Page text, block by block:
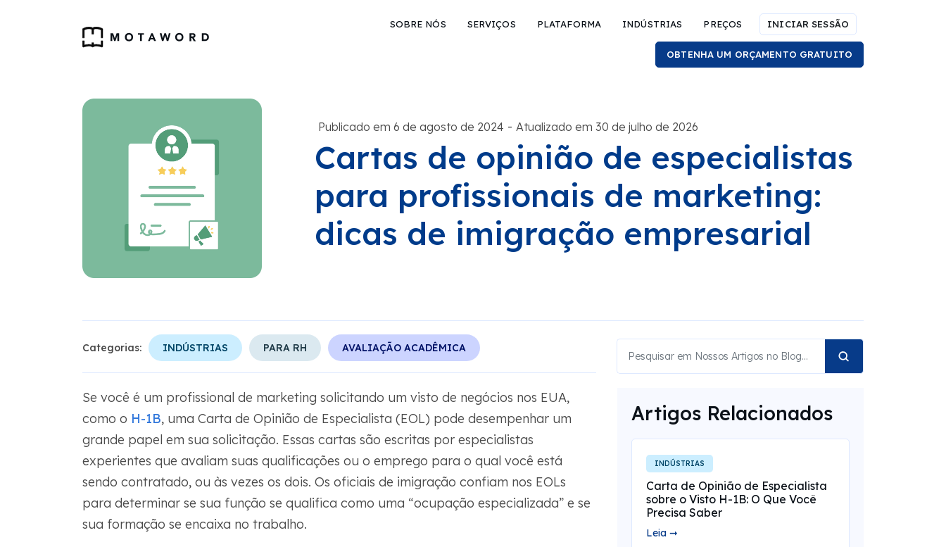
SOBRE NÓS SERVIÇOS PLATAFORMA INDÚSTRIAS PREÇOS INICIAR SESSÃO
OBTENHA UM ORÇAMENTO GRATUITO
Publicado em 6 de agosto de 2024 - Atualizado em 30 de julho de 2026
Cartas de opinião de especialistas
para profissionais de marketing:
dicas de imigração empresarial
Categorias: INDÚSTRIAS PARA RH AVALIAÇÃO ACADÊMICA
Se você é um profissional de marketing solicitando um visto de negócios nos EUA,
como o H-1B, uma Carta de Opinião de Especialista (EOL) pode desempenhar um
grande papel em sua solicitação. Essas cartas são escritas por especialistas
experientes que avaliam suas qualificações ou o emprego para o qual você está
sendo contratado, ou às vezes os dois. Os oficiais de imigração confiam nos EOLs
para determinar se sua função se qualifica como uma “ocupação especializada” e se
sua formação se encaixa no trabalho.
Artigos Relacionados
INDÚSTRIAS
Carta de Opinião de Especialista
sobre o Visto H-1B: O Que Você
Precisa Saber
Leia ➞